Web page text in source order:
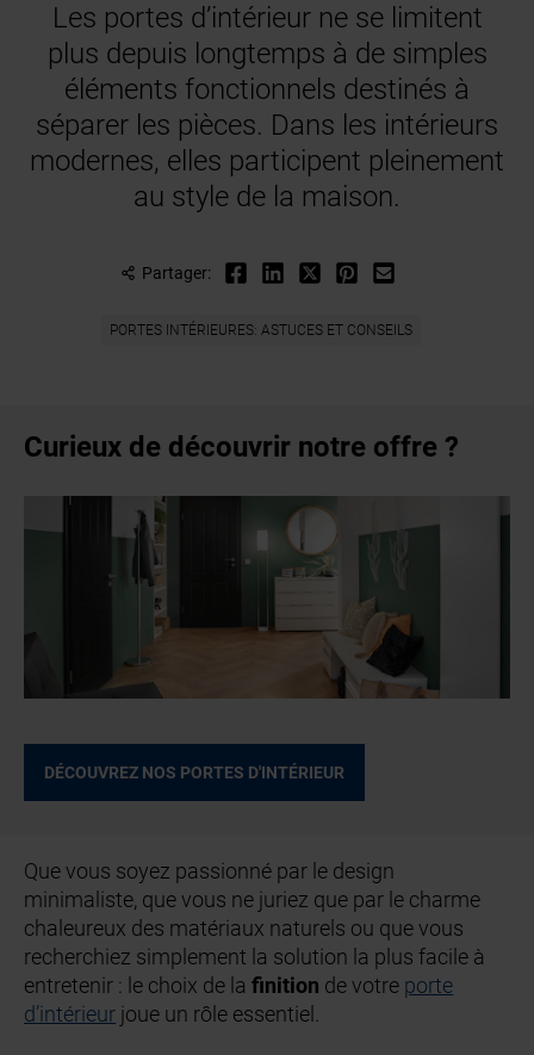
Les portes d’intérieur ne se limitent
plus depuis longtemps à de simples
éléments fonctionnels destinés à
séparer les pièces. Dans les intérieurs
modernes, elles participent pleinement
au style de la maison.
Partager:
PORTES INTÉRIEURES: ASTUCES ET CONSEILS
Curieux de découvrir notre offre ?
DÉCOUVREZ NOS PORTES D'INTÉRIEUR
Que vous soyez passionné par le design
minimaliste, que vous ne juriez que par le charme
chaleureux des matériaux naturels ou que vous
recherchiez simplement la solution la plus facile à
entretenir : le choix de lafinition de votre porte
d’intérieur joue un rôle essentiel.